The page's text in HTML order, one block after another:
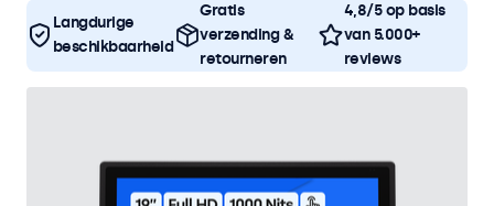
Langdurige
beschikbaarheid
Gratis
verzending &
retourneren
4,8/5 op basis
van 5.000+
reviews